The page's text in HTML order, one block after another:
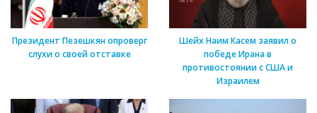
Президент Пезешкян опроверг
слухи о своей отставке
Шейх Наим Касем заявил о
победе Ирана в
противостоянии с США и
Израилем